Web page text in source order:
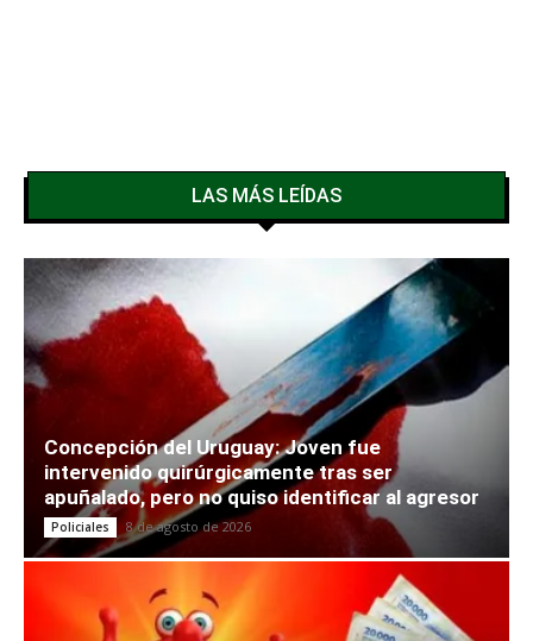
LAS MÁS LEÍDAS
Concepción del Uruguay: Joven fue
intervenido quirúrgicamente tras ser
apuñalado, pero no quiso identificar al agresor
Policiales 8 de agosto de 2026